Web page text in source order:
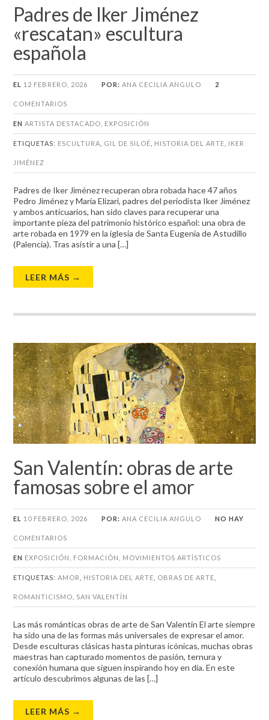
Padres de Iker Jiménez
«rescatan» escultura
española
EL 12 FEBRERO, 2026 POR:ANA CECILIA ANGULO 2
COMENTARIOS
EN ARTISTA DESTACADO EXPOSICIÓN
ETIQUETAS: ESCULTURA GIL DE SILOÉ HISTORIA DEL ARTE IKER
JIMÉNEZ
Padres de Iker Jiménez recuperan obra robada hace 47 años
Pedro Jiménez y María Elizari, padres del periodista Iker Jiménez
y ambos anticuarios, han sido claves para recuperar una
importante pieza del patrimonio histórico español: una obra de
arte robada en 1979 en la iglesia de Santa Eugenia de Astudillo
(Palencia). Tras asistir a una […]
LEER MÁS →
San Valentín: obras de arte
famosas sobre el amor
EL 10 FEBRERO, 2026 POR:ANA CECILIA ANGULO NO HAY
COMENTARIOS
EN EXPOSICIÓN FORMACIÓN MOVIMIENTOS ARTÍSTICOS
ETIQUETAS:AMOR HISTORIA DEL ARTE OBRAS DE ARTE
ROMANTICISMO SAN VALENTÍN
Las más románticas obras de arte de San Valentín El arte siempre
ha sido una de las formas más universales de expresar el amor.
Desde esculturas clásicas hasta pinturas icónicas, muchas obras
maestras han capturado momentos de pasión, ternura y
conexión humana que siguen inspirando hoy en día. En este
artículo descubrimos algunas de las […]
LEER MÁS →